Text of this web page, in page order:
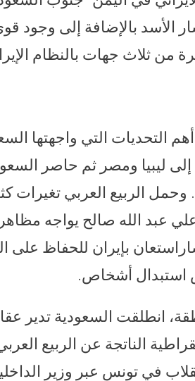
الأسد بالإضافة إلى وجود
من ثلاث جهات بالنظام
أهم التحديات التي واجهتها
ليبيا ومصر ثم حاصر
الربيع العربي تغيرات
عبد الله صالح يواجه
بإيران للحفاظ على
استبدال أشخاص.
انطلقت السعودية تدير
الناتجة عن الربيع
في تونس عبر وزير